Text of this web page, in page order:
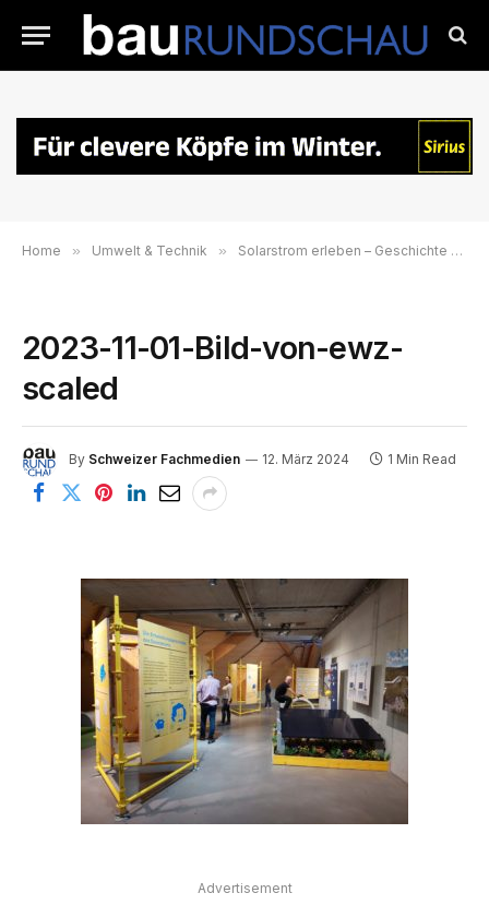
Home » Umwelt & Technik » Solarstrom erleben – Geschichte und Potenziale
2023-11-01-Bild-von-ewz-
scaled
By Schweizer Fachmedien 12. März 2024 1 Min Read
Advertisement